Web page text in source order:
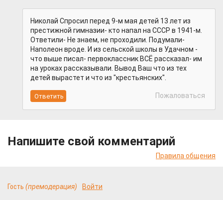
Николай Спросил перед 9-м мая детей 13 лет из
престижной гимназии- кто напал на СССР в 1941-м.
Ответили- Не знаем, не проходили. Подумали-
Наполеон вроде. И из сельской школы в Удачном -
что выше писал- первоклассник ВСЁ рассказал- им
на уроках рассказывали. Вывод Ваш что из тех
детей вырастет и что из "крестьянских".
Пожаловаться
Напишите свой комментарий
Правила общения
Гость (премодерация) Войти